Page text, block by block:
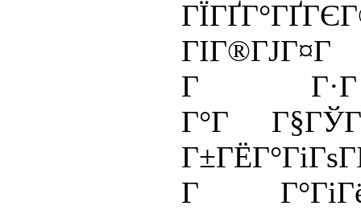
Г
Г°Г
Г